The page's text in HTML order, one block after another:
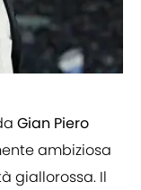
Gian Piero
ambiziosa
giallorossa. Il